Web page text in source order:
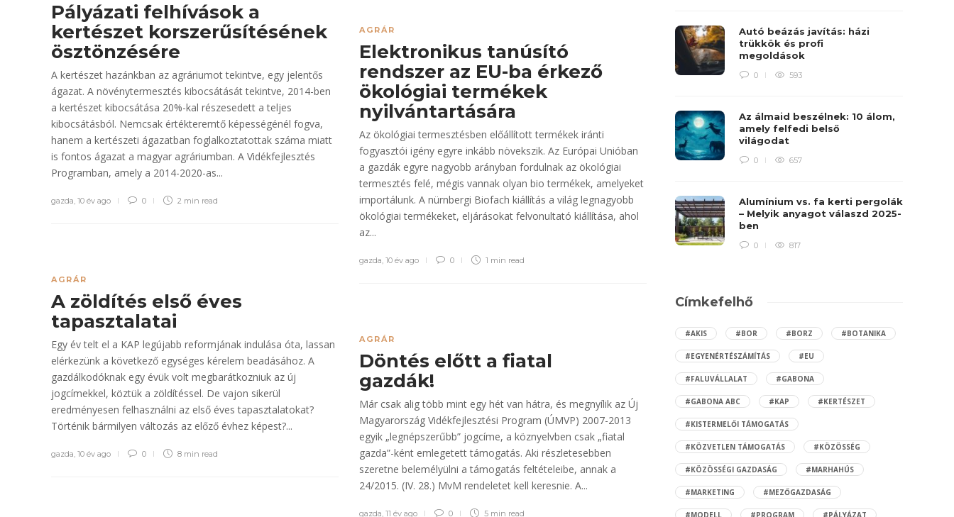
Pályázati felhívások a
kertészet korszerűsítésének
ösztönzésére
A kertészet hazánkban az agráriumot tekintve, egy jelentős
ágazat. A növénytermesztés kibocsátását tekintve, 2014-ben
a kertészet kibocsátása 20%-kal részesedett a teljes
kibocsátásból. Nemcsak értékteremtő képességénél fogva,
hanem a kertészeti ágazatban foglalkoztatottak száma miatt
is fontos ágazat a magyar agráriumban. A Vidékfejlesztés
Programban, amely a 2014-2020-as...
gazda, 10 év ago 0 2 min read
AGRÁR
Elektronikus tanúsító
rendszer az EU-ba érkező
ökológiai termékek
nyilvántartására
Az ökológiai termesztésben előállított termékek iránti
fogyasztói igény egyre inkább növekszik. Az Európai Unióban
a gazdák egyre nagyobb arányban fordulnak az ökológiai
termesztés felé, mégis vannak olyan bio termékek, amelyeket
importálunk. A nürnbergi Biofach kiállítás a világ legnagyobb
ökológiai termékeket, eljárásokat felvonultató kiállítása, ahol
az...
gazda, 10 év ago 0 1 min read
AGRÁR
A zöldítés első éves
tapasztalatai
Egy év telt el a KAP legújabb reformjának indulása óta, lassan
elérkezünk a következő egységes kérelem beadásához. A
gazdálkodóknak egy évük volt megbarátkozniuk az új
jogcímekkel, köztük a zöldítéssel. De vajon sikerül
eredményesen felhasználni az első éves tapasztalatokat?
Történik bármilyen változás az előző évhez képest?...
gazda, 10 év ago 0 8 min read
AGRÁR
Döntés előtt a fiatal
gazdák!
Már csak alig több mint egy hét van hátra, és megnyílik az Új
Magyarország Vidékfejlesztési Program (ÚMVP) 2007-2013
egyik „legnépszerűbb” jogcíme, a köznyelvben csak „fiatal
gazda”-ként emlegetett támogatás. Aki részletesebben
szeretne belemélyülni a támogatás feltételeibe, annak a
24/2015. (IV. 28.) MvM rendeletet kell keresnie. A...
gazda, 11 év ago 0 5 min read
Autó beázás javítás: házi
trükkök és profi
megoldások
0 593
Az álmaid beszélnek: 10 álom,
amely felfedi belső
világodat
0 657
Alumínium vs. fa kerti pergolák
– Melyik anyagot válaszd 2025-
ben
0 817
Címkefelhő
#AKIS #BOR #BORZ #BOTANIKA
#EGYENÉRTÉSZÁMÍTÁS #EU
#FALUVÁLLALAT #GABONA
#GABONA ABC #KAP #KERTÉSZET
#KISTERMELŐI TÁMOGATÁS
#KÖZVETLEN TÁMOGATÁS #KÖZÖSSÉG
#KÖZÖSSÉGI GAZDASÁG #MARHAHÚS
#MARKETING #MEZŐGAZDASÁG
#MODELL #PROGRAM #PÁLYÁZAT